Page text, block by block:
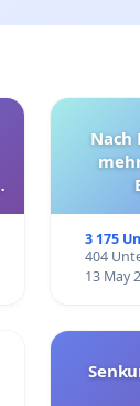
Nach
3 175
404
13 May